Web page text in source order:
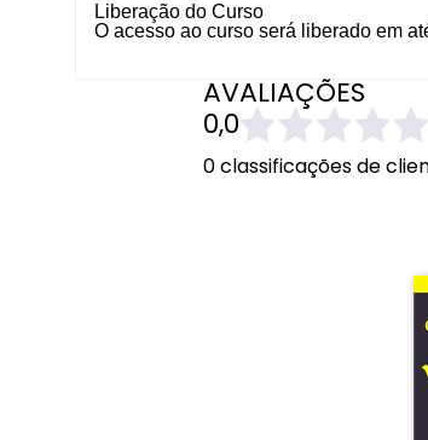
Liberação do Curso
O acesso ao curso será liberado em
AVALIAÇÕES
0,0
0 classificações de